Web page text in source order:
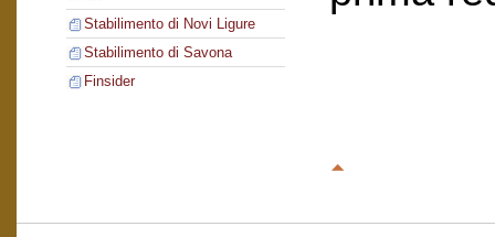
Stabilimento di Novi Ligure
Stabilimento di Savona
Finsider